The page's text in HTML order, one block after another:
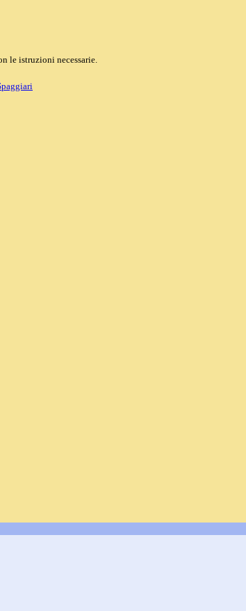
le istruzioni necessarie.